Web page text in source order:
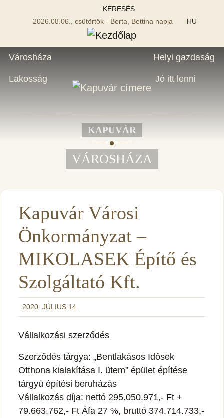
KERESÉS
2026.08.06., csütörtök - Berta, Bettina napja
HU
Városháza
Lakosság
Helyi gazdaság
Jó itt lenni
KAPUVÁR
VÁROSHÁZA
Kapuvár Városi
Önkormányzat –
MIKOLASEK Építő és
Szolgáltató Kft.
2020. JÚLIUS 14.
Vállalkozási szerződés
Szerződés tárgya: „Bentlakásos Idősek
Otthona kialakítása I. ütem” épület építése
tárgyú építési beruházás
Vállalkozás díja: nettó 295.050.971,- Ft +
79.663.762,- Ft Áfa 27 %, bruttó 374.714.733,-